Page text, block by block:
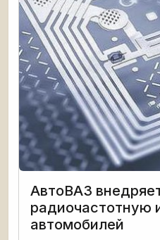
АвтоВАЗ
радиочастотную
автомобилей